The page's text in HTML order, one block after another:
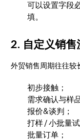
可以设置字段
填。
2. 自定义销售
外贸销售周期往往较
初步接触；
需求确认与样
报价&谈判；
打样 / 小批量试
批量订单；